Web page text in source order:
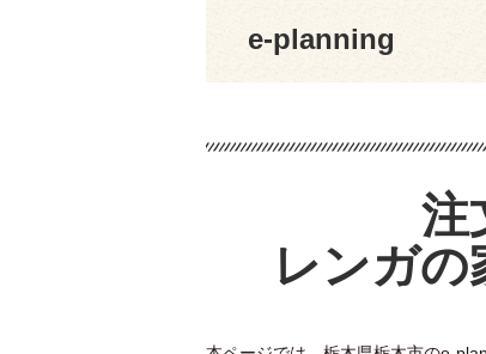
e-planning
注
レンガの